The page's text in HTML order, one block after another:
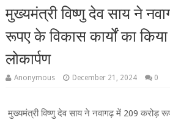
मुख्यमंत्री विष्णु देव साय ने
रूपए के विकास कार्यों का
लोकार्पण
Anonymous December 21, 2024 0
मुख्यमंत्री विष्णु देव साय ने नवागढ़ में 209 करोड़